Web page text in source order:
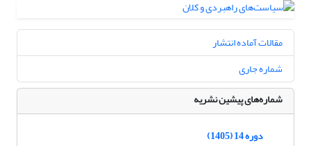
مقالات آماده انتشار
شماره جاری
شماره‌های پیشین نشریه
دوره 14 (1405)